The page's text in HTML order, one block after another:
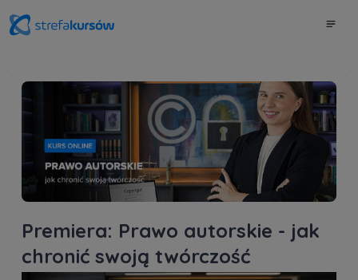
Premiera: Prawo autorskie - jak
chronić swoją twórczość